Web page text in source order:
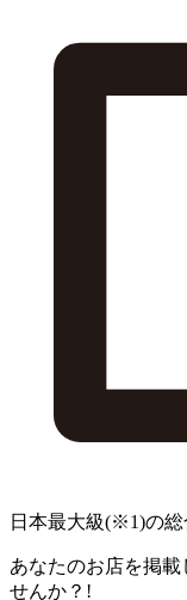
日本最大級(※1)の総
あなたのお店を掲載
せんか？!